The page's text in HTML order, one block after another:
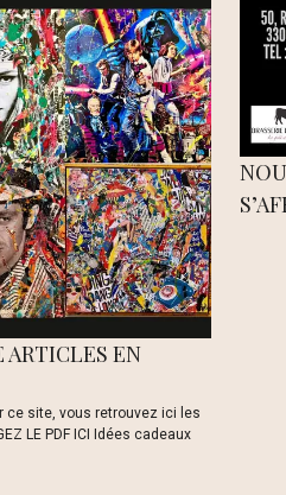
ARTICLES EN
ce site, vous retrouvez ici les
LE PDF ICI Idées cadeaux